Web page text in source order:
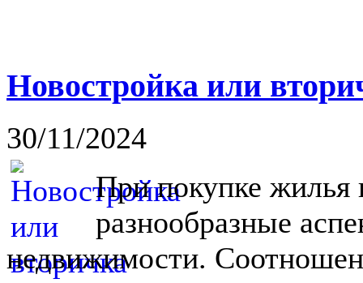
Новостройка или
30/11/2024
При покупке жилья
разнообразные
недвижимости.